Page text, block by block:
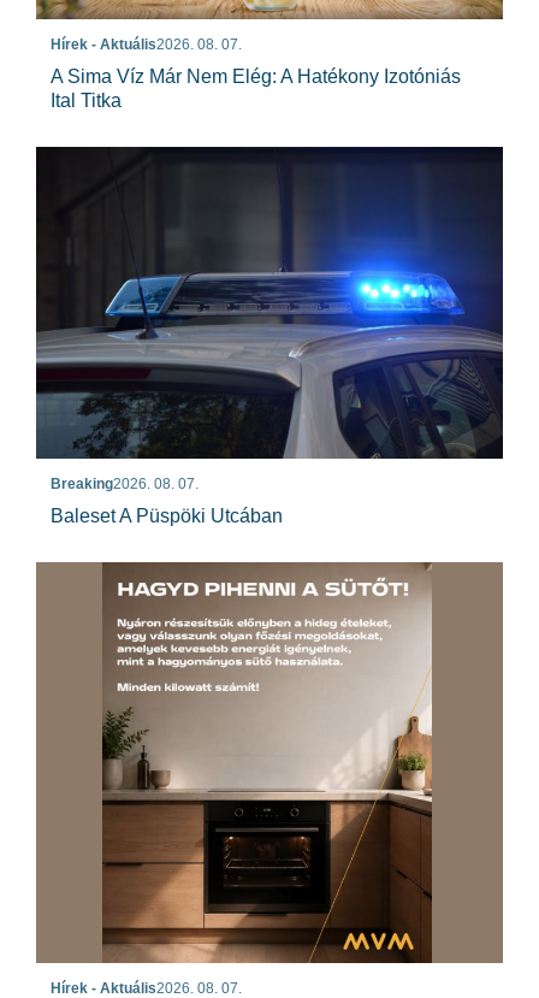
Hírek - Aktuális2026. 08. 07.
A Sima Víz Már Nem Elég: A Hatékony Izotóniás
Ital Titka
Breaking2026. 08. 07.
Baleset A Püspöki Utcában
Hírek - Aktuális2026. 08. 07.